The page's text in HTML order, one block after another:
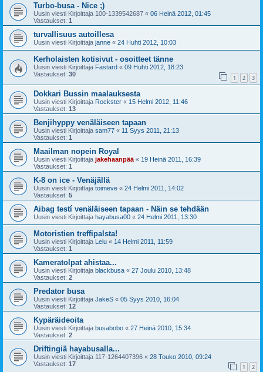
Turbo-busa - Nice ;)
Uusin viesti Kirjoittaja 100-1339542687 « 06 Heinä 2012, 01:45
Vastaukset: 1
turvallisuus autoillesa
Uusin viesti Kirjoittaja janne « 24 Huhti 2012, 10:03
Kerholaisten kotisivut - osoitteet tänne
Uusin viesti Kirjoittaja Fastard « 09 Huhti 2012, 18:23
Vastaukset: 30 1 2 3
Dokkari Bussin maalauksesta
Uusin viesti Kirjoittaja Rockster « 15 Helmi 2012, 11:46
Vastaukset: 13
Benjihyppy venäläiseen tapaan
Uusin viesti Kirjoittaja sam77 « 11 Syys 2011, 21:13
Vastaukset: 1
Maailman nopein Royal
Uusin viesti Kirjoittaja jakehaanpää « 19 Heinä 2011, 16:39
Vastaukset: 1
K-8 on ice - Venäjällä
Uusin viesti Kirjoittaja toimeve « 24 Helmi 2011, 14:02
Vastaukset: 5
Aibag testí venäläiseen tapaan - Näin se tehdään
Uusin viesti Kirjoittaja hayabusa00 « 24 Helmi 2011, 13:30
Motoristien treffipalsta!
Uusin viesti Kirjoittaja Lelu « 14 Helmi 2011, 11:59
Vastaukset: 1
Kameratolpat ahistaa...
Uusin viesti Kirjoittaja blackbusa « 27 Joulu 2010, 13:48
Vastaukset: 2
Predator busa
Uusin viesti Kirjoittaja JakeS « 05 Syys 2010, 16:04
Vastaukset: 12
Kypäräideoita
Uusin viesti Kirjoittaja busabobo « 27 Heinä 2010, 15:34
Vastaukset: 2
Driftingiä hayabusalla...
Uusin viesti Kirjoittaja 117-1264407396 « 28 Touko 2010, 09:24
Vastaukset: 17 1 2